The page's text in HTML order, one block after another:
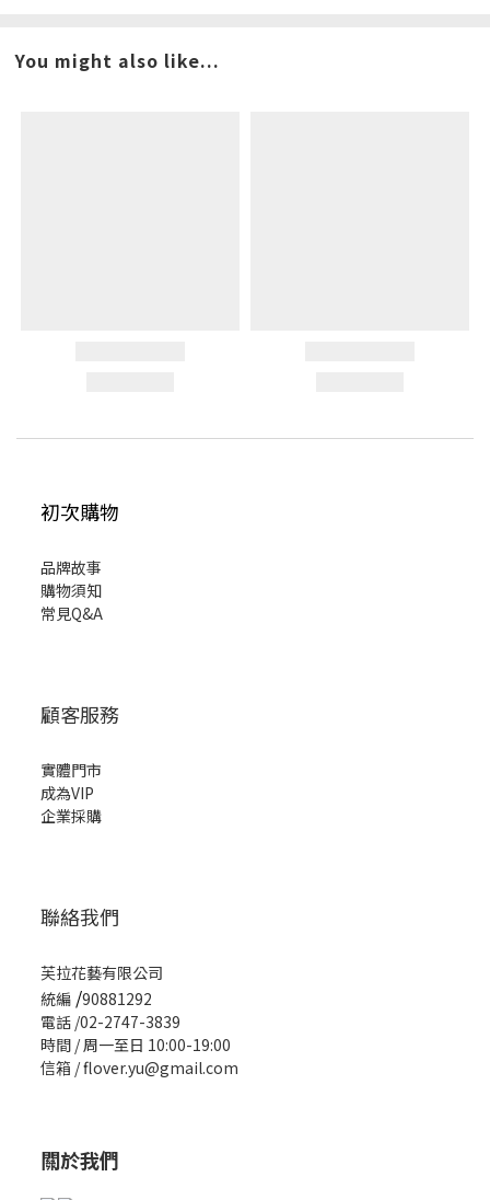
You might also like...
初次購物
品牌故事
購物須知
常見Q&A
顧客服務
實體門市
成為VIP
企業採購
聯絡我們
芙拉花藝有限公司
統編 /90881292
電話 /02-2747-3839
時間 / 周一至日 10:00-19:00
信箱 / flover.yu@gmail.com
關於我們